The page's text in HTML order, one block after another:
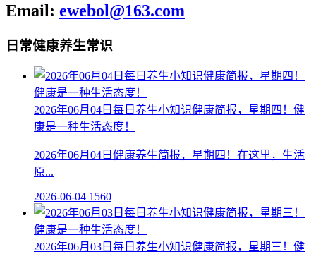
Email: ewebol@163.com
日常健康养生常识
2026年06月04日每日养生小知识健康简报，星期四！健
康是一种生活态度！
2026年06月04日健康养生简报，星期四！在这里，生活
原...
2026-06-04 1560
2026年06月03日每日养生小知识健康简报，星期三！健